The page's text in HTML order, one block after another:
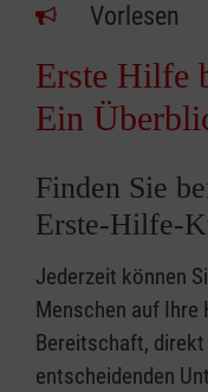
Vorlesen
Erste Hilfe
Ein
Finden Sie
Erste-Hilfe-
Jederzeit können
Menschen auf Ihre
Bereitschaft, direkt
entscheidenden